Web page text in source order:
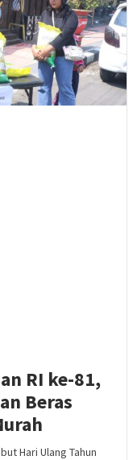
RI ke-81,
Beras
Hari Ulang Tahun